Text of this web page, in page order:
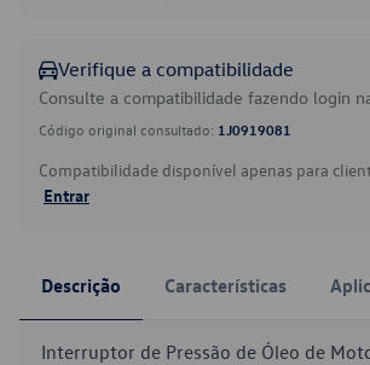
Verifique a compatibilidade
Consulte a compatibilidade fazendo login
Código original consultado: 1J0919081
Compatibilidade disponível apenas para
Entrar
Descrição Características
Interruptor de Pressão de Óleo de